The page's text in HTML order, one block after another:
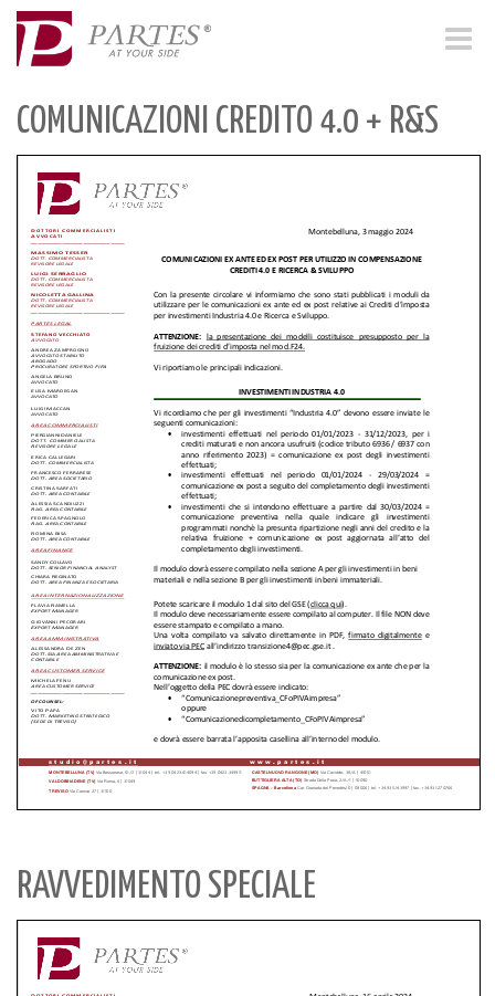
Toggle
COMUNICAZIONI CREDITO 4.0 + R&S
RAVVEDIMENTO SPECIALE